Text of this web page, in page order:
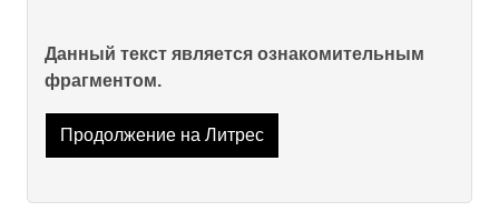
Данный текст является ознакомительным
фрагментом.
Продолжение на Литрес